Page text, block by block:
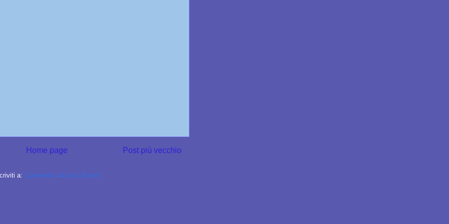
Post più vecchio
Home page
a: Commenti sul post (Atom)